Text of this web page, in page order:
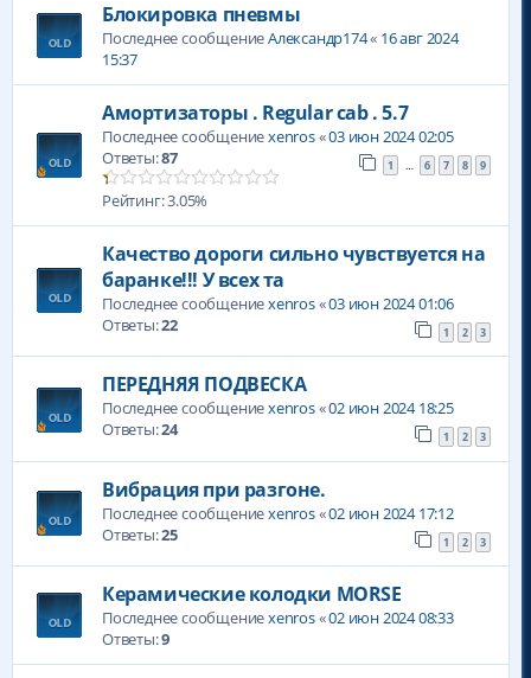
Блокировка пневмы
Последнее сообщениеАлександр174« 16 авг 2024
15:37
Амортизаторы . Regular cab . 5.7
Последнее сообщениеxenros«03 июн 2024 02:05
Ответы:87 1 … 6 7 8 9
Рейтинг: 3.05%
Качество дороги сильно чувствуется на
баранке!!! У всех та
Последнее сообщениеxenros«03 июн 2024 01:06
Ответы:22 1 2 3
ПЕРЕДНЯЯ ПОДВЕСКА
Последнее сообщениеxenros«02 июн 2024 18:25
Ответы:24 1 2 3
Вибрация при разгоне.
Последнее сообщениеxenros«02 июн 2024 17:12
Ответы:25 1 2 3
Керамические колодки MORSE
Последнее сообщениеxenros«02 июн 2024 08:33
Ответы:9